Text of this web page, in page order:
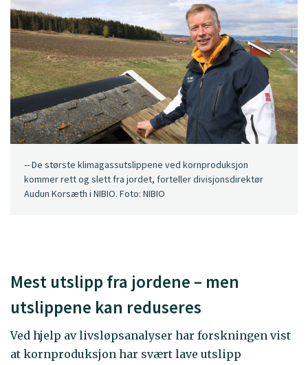
-- De største klimagassutslippene ved kornproduksjon
kommer rett og slett fra jordet, forteller divisjonsdirektør
Audun Korsæth i NIBIO. Foto: NIBIO
Mest utslipp fra jordene – men
utslippene kan reduseres
Ved hjelp av livsløpsanalyser har forskningen vist
at kornproduksjon har svært lave utslipp